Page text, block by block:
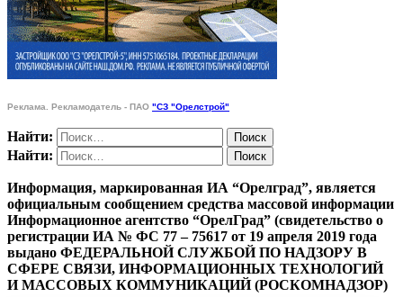
Реклама. Рекламодатель - ПАО "СЗ "Орелстрой"
Найти:
Найти:
Информация, маркированная ИА “Орелград”, является
официальным сообщением средства массовой информации
Информационное агентство “ОрелГрад” (свидетельство о
регистрации ИА № ФС 77 – 75617 от 19 апреля 2019 года
выдано ФЕДЕРАЛЬНОЙ СЛУЖБОЙ ПО НАДЗОРУ В
СФЕРЕ СВЯЗИ, ИНФОРМАЦИОННЫХ ТЕХНОЛОГИЙ
И МАССОВЫХ КОММУНИКАЦИЙ (РОСКОМНАДЗОР)